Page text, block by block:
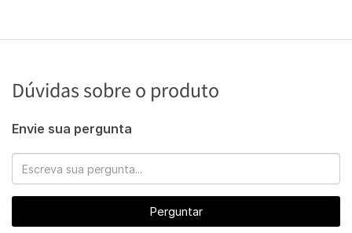
Dúvidas sobre o produto
Envie sua pergunta
Perguntar